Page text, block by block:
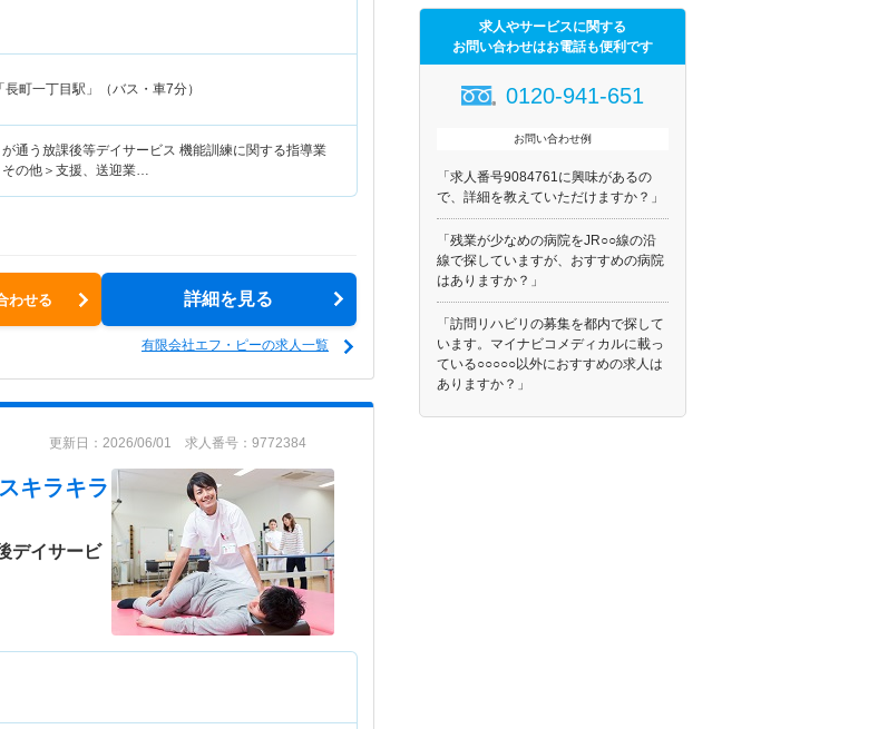
町一丁目駅」（バス・車7分）
通う放課後等デイサービス 機能訓練に関する指導業
の他＞支援、送迎業…
わせる 詳細を見る
有限会社エフ・ピーの求人一覧
更新日：2026/06/01 求人番号：9772384
キラキラ
デイサービ
求人やサービスに関する
お問い合わせはお電話も便利です
0120-941-651
お問い合わせ例
「求人番号9084761に興味があるの
で、詳細を教えていただけますか？」
「残業が少なめの病院をJR○○線の沿
線で探していますが、おすすめの病院
はありますか？」
「訪問リハビリの募集を都内で探して
います。マイナビコメディカルに載っ
ている○○○○○以外におすすめの求人は
ありますか？」